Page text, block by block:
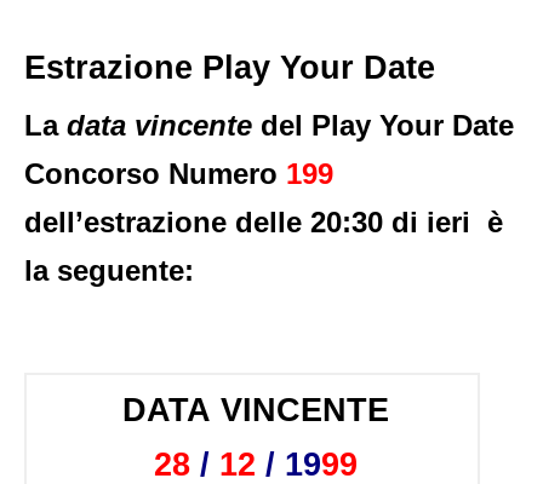
Estrazione Play Your Date
La data vincente del Play Your Date
Concorso Numero 199
dell’estrazione delle 20:30 di ieri è
la seguente:
DATA VINCENTE
28 /12 / 1999